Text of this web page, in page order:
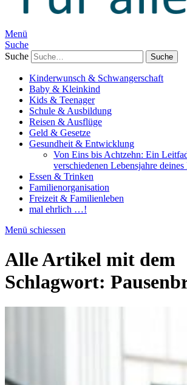
Menü
Suche
Suche
Kinderwunsch & Schwangerschaft
Baby & Kleinkind
Kids & Teenager
Schule & Ausbildung
Reisen & Ausflüge
Geld & Gesetze
Gesundheit & Entwicklung
Von Eins bis Achtzehn: Ein
verschiedenen Lebensjahre
Essen & Trinken
Familienorganisation
Freizeit & Familienleben
mal ehrlich …!
Menü schiessen
Alle Artikel mit dem
Schlagwort: